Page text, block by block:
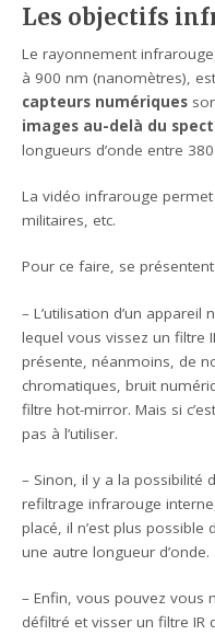
Les objectifs
Le rayonnement
à 900 nm (nanomètres), est
capteurs numériques
images au-delà du
longueurs d’onde entre
La vidéo infrarouge
militaires, etc.
Pour ce faire, se
– L’utilisation d’un
lequel vous vissez un filtre
présente, néanmoins, de
chromatiques, bruit
filtre hot-mirror. Mais si
pas à l’utiliser.
– Sinon, il y a la possibilité
refiltrage infrarouge interne,
placé, il n’est plus
une autre longueur d’onde.
– Enfin, vous pouvez vous
défiltré et visser un filtre IR